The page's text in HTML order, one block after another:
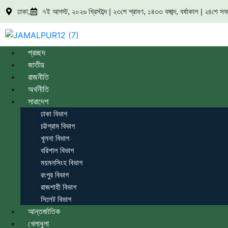
ঢাকা, ৭ই আগস্ট, ২০২৬ খ্রিস্টাব্দ | ২৩শে শ্রাবণ, ১৪৩৩ বঙ্গাব্দ, বর্ষাকাল | ২৪শে
প্রচ্ছদ
জাতীয়
রাজনীতি
অর্থনীতি
সারাদেশ
ঢাকা বিভাগ
চট্টগ্রাম বিভাগ
খুলনা বিভাগ
বরিশাল বিভাগ
ময়মনসিংহ বিভাগ
রংপুর বিভাগ
রাজশাহী বিভাগ
সিলেট বিভাগ
আন্তর্জাতিক
খেলাধুলা